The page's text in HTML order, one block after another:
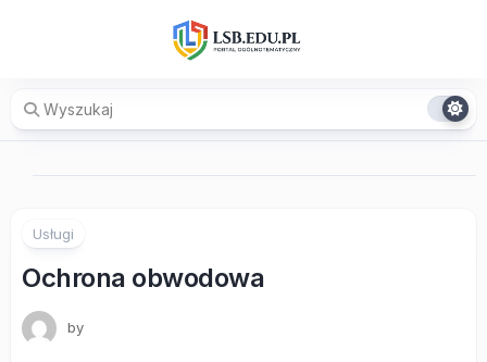
Usługi
Ochrona obwodowa
by